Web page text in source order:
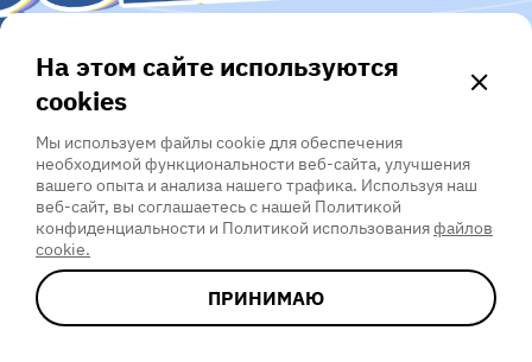
10 НОЯБРЯ
На этом сайте используются
cookies
Мы используем файлы cookie для обеспечения
необходимой функциональности веб-сайта, улучшения
вашего опыта и анализа нашего трафика. Используя наш
веб-сайт, вы соглашаетесь с нашей Политикой
конфиденциальности и Политикой использованияфайлов
cookie.
ПРИНИМАЮ